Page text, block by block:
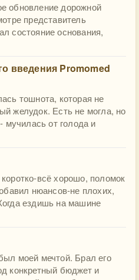
обновление дорожной
представитель
состояние основания,
введения Promomed
тошнота, которая не
желудок. Есть не могла, но
мучилась от голода и
всё хорошо, поломок
нюансов-не плохих,
ездишь на машине
моей мечтой. Брал его
конкретный бюджет и